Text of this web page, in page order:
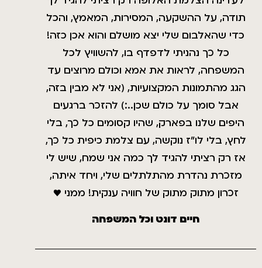
תודה, על ההשקעה, המסירות, המאמץ, והכל
כדי שהאלבום שלי יצא מושלם והוא אכן כזה!
כל כך נהניתי לדפדף בו, להשוויץ לכל
המשפחה, לראות את אמא וכולם מרוצים עד
הגג מהתמונות המקצועיות, (אני לא מבין בזה,
אבל סומך על כולם שכן..:) להזכר ברגעים
היפים שלנו בפארק, שהיו קסומים כל כך, בלי
לחץ, בלי לו"ז נוקשה, עם צלמת כיפית כל כך,
אז רק רציתי להגיד לך כמה אני שמח, שיש לי
מזכרת נהדרת מהתלתלים שלי, ויחד איתה,
זכרון מתוק מתוק של חוויה ענקית! ממני ♥
חיים דונט וכל המשפחה